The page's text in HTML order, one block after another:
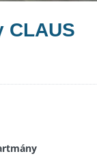
CLAUS